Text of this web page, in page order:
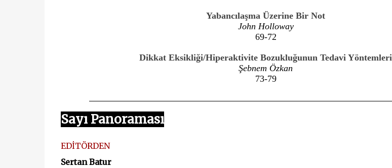
Yabancılaşma Üzerine Bir Not
John Holloway
69-72
Dikkat Eksikliği/Hiperaktivite Bozukluğunun Tedavi Yöntemleri
Şebnem Özkan
73-79
Sayı Panoraması
EDİTÖRDEN
Sertan Batur